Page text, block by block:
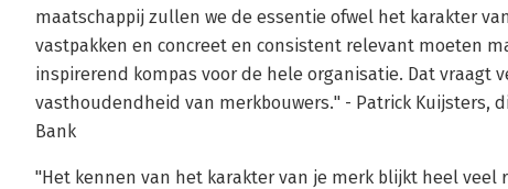
maatschappij zullen we de essentie ofwel het karakter
vastpakken en concreet en consistent relevant moeten
inspirerend kompas voor de hele organisatie. Dat vraagt
vasthoudendheid van merkbouwers." - Patrick Kuijsters,
Bank
"Het kennen van het karakter van je merk blijkt heel veel